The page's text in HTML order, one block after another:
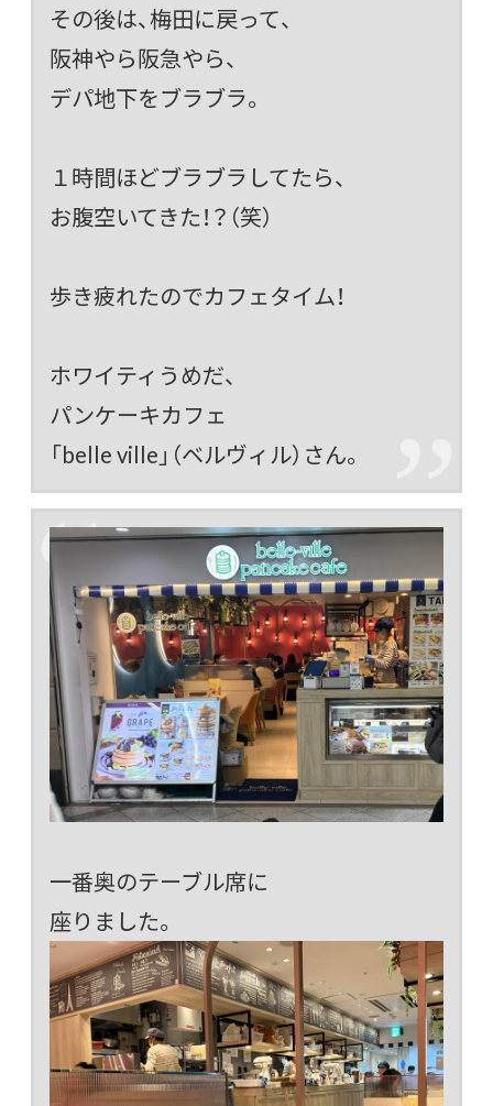
その後は、梅田に戻って、
阪神やら阪急やら、
デパ地下をブラブラ。
１時間ほどブラブラしてたら、
お腹空いてきた！？（笑）
歩き疲れたのでカフェタイム！
ホワイティうめだ、
パンケーキカフェ
「belle ville」（ベルヴィル）さん。
一番奥のテーブル席に
座りました。